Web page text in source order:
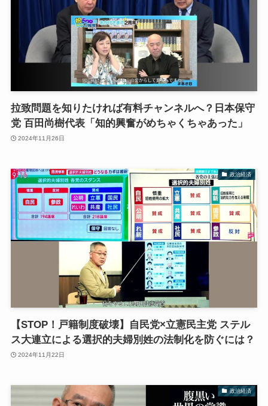
拉致問題を知りたければ有料チャンネルへ？日本保守
党 百田尚樹代表「知的興奮がめちゃくちゃあった」
2024年11月26日
政治経済
【STOP！戸籍制度破壊】自民党×立憲民主党 ステル
ス大連立による選択的夫婦別姓の法制化を防ぐには？
2024年11月22日
政治経済